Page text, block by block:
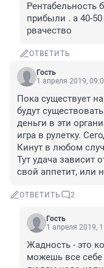
Рентабельность
прибыли . а 40-
рвачество
ОТВЕТИТЬ
Гость
1 апреля 2019,
Пока существует
будут
деньги в эти
игра в рулетку.
Кинут в любом
Тут удача зависит
свой аппетит, или
ОТВЕТИТЬ 2
Гость
1 апреля 2019,
Жадность - это
можешь все себе